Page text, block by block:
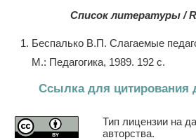
Список литературы /
Беспалько В.П. Cлагаемые
М.: Педагогика, 1989. 192 с.
Ссылка для цитирования
Тип лицензии на
авторства.